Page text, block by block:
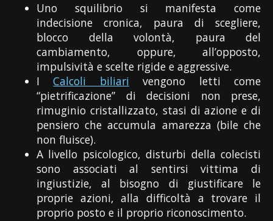
Uno squilibrio si manifesta come
indecisione cronica, paura di scegliere,
blocco della volontà, paura del
cambiamento, oppure, all’opposto,
impulsività e scelte rigide e aggressive.
ICalcoli biliari vengono letti come
“pietrificazione” di decisioni non prese,
rimuginio cristallizzato, stasi di azione e di
pensiero che accumula amarezza (bile che
non fluisce).
A livello psicologico, disturbi della colecisti
sono associati al sentirsi vittima di
ingiustizie, al bisogno di giustificare le
proprie azioni, alla difficoltà a trovare il
proprio posto e il proprio riconoscimento.